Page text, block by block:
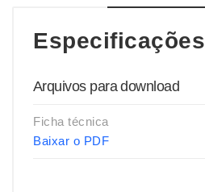
Especificações
Arquivos para download
Ficha técnica
Baixar o PDF